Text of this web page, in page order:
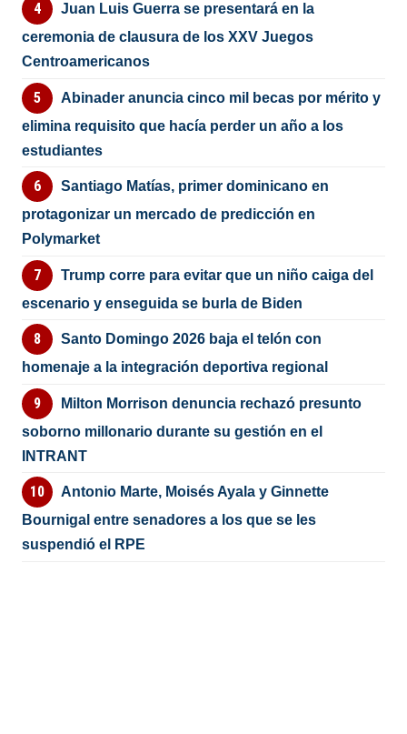
Juan Luis Guerra se presentará en la
ceremonia de clausura de los XXV Juegos
Centroamericanos
Abinader anuncia cinco mil becas por mérito y
elimina requisito que hacía perder un año a los
estudiantes
Santiago Matías, primer dominicano en
protagonizar un mercado de predicción en
Polymarket
Trump corre para evitar que un niño caiga del
escenario y enseguida se burla de Biden
Santo Domingo 2026 baja el telón con
homenaje a la integración deportiva regional
Milton Morrison denuncia rechazó presunto
soborno millonario durante su gestión en el
INTRANT
Antonio Marte, Moisés Ayala y Ginnette
Bournigal entre senadores a los que se les
suspendió el RPE